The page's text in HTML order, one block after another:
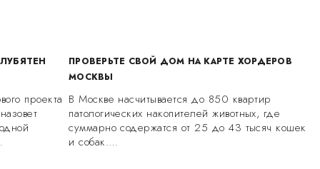
проекта
ПРОВЕРЬТЕ СВОЙ ДОМ НА КАРТЕ ХОРДЕРОВ
МОСКВЫ
В Москве насчитывается до 850 квартир
патологических накопителей животных, где
суммарно содержатся от 25 до 43 тысяч кошек
и собак.…